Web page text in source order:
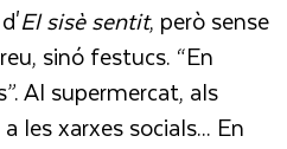
Elsisè sentit, però sense
sinó festucs. “En
Al supermercat, als
les xarxes socials... En